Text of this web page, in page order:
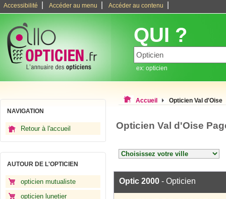
Accessibilité Accéder au menu Accéder au contenu
QUI ?
ex: opticien
NAVIGATION
Retour à l'accueil
AUTOUR DE L'OPTICIEN
opticien mutualiste
opticien lunetier
Accueil Opticien Val d'Oise
Opticien Val d'Oise
Optic 2000 - Opticien